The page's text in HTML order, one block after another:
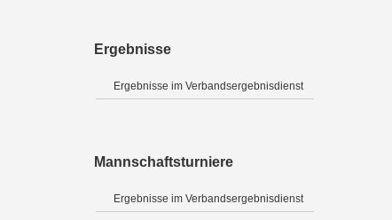
Ergebnisse
Ergebnisse im Verbandsergebnisdienst
Mannschaftsturniere
Ergebnisse im Verbandsergebnisdienst